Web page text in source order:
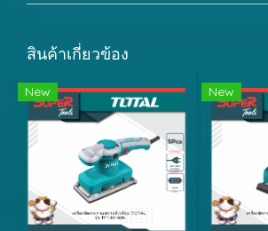
สินค้าเกี่ยวข้อง
New New